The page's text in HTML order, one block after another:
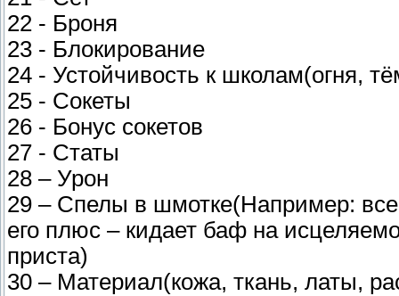
22 - Броня
23 - Блокирование
24 - Устойчивость к школам(огня,
25 - Сокеты
26 - Бонус сокетов
27 - Статы
28 – Урон
29 – Спелы в шмотке(Например:
его плюс – кидает баф на
приста)
30 – Материал(кожа, ткань, латы,